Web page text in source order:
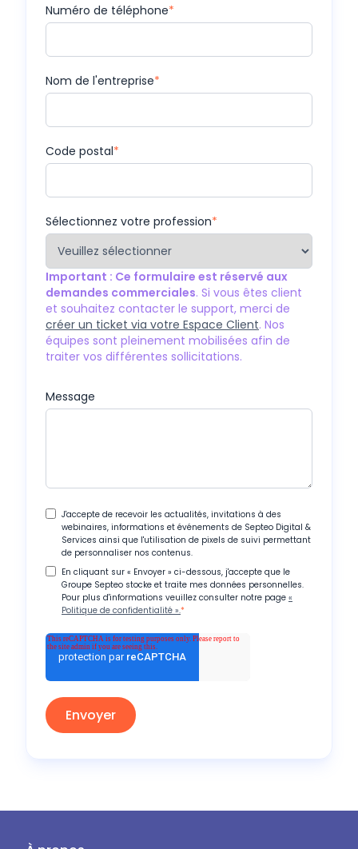
Numéro de téléphone*
Nom de l'entreprise*
Code postal*
Sélectionnez votre profession*
Important : Ce formulaire est réservé aux
demandes commerciales. Si vous êtes client
et souhaitez contacter le support, merci de
créer un ticket via votre Espace Client. Nos
équipes sont pleinement mobilisées afin de
traiter vos différentes sollicitations.
Message
J'accepte de recevoir les actualités, invitations à des
webinaires, informations et événements de Septeo Digital &
Services ainsi que l'utilisation de pixels de suivi permettant
de personnaliser nos contenus.
En cliquant sur « Envoyer » ci-dessous, j'accepte que le
Groupe Septeo stocke et traite mes données personnelles.
Pour plus d'informations veuillez consulter notre page «
Politique de confidentialité ».*